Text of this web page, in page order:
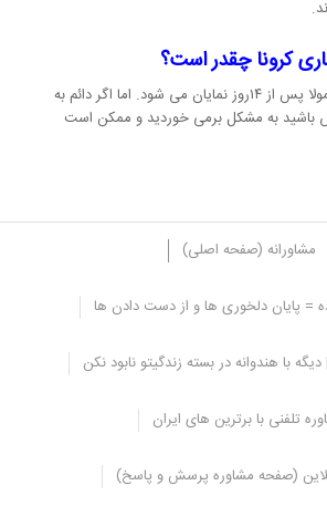
کرونا چقدر است؟
علائم بیماری کورونا معمولا پس از ۱۴روز نمایان می شود. اما اگر دائم به
باشید به مشکل برمی خوردید و ممکن است
مشاورانه (صفحه اصلی)
= پایان دلخوری ها و از دست دادن ها
با هندوانه در بسته زندگیتو نابود نکن
تلفنی با برترین های ایران
(صفحه مشاوره پرسش و پاسخ)
کرونا
در مورد ویروس کرونا افزایش پیدا کرده است و
ویروس کرونا و پیشگیری از آن به دلیل نبود
این ویروس از اهمیت زیادی برخوردار است.
طریق هوا، تردد در مکان‌های شلوغ، تماس نزدیک
از حد به بیمارستان از فرد مبتلا به فرد سالم